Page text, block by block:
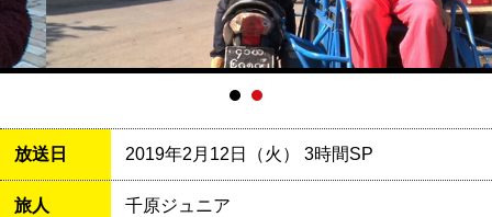
放送日 2019年2月12日（火） 3時間SP
旅人 千原ジュニア